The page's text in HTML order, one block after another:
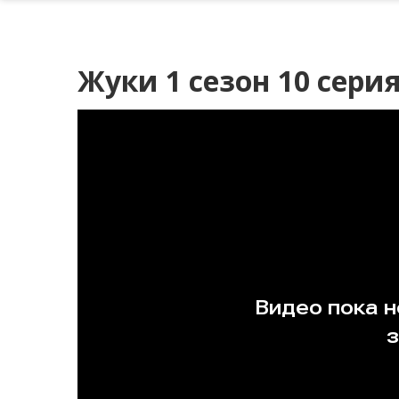
Жуки 1 сезон 10